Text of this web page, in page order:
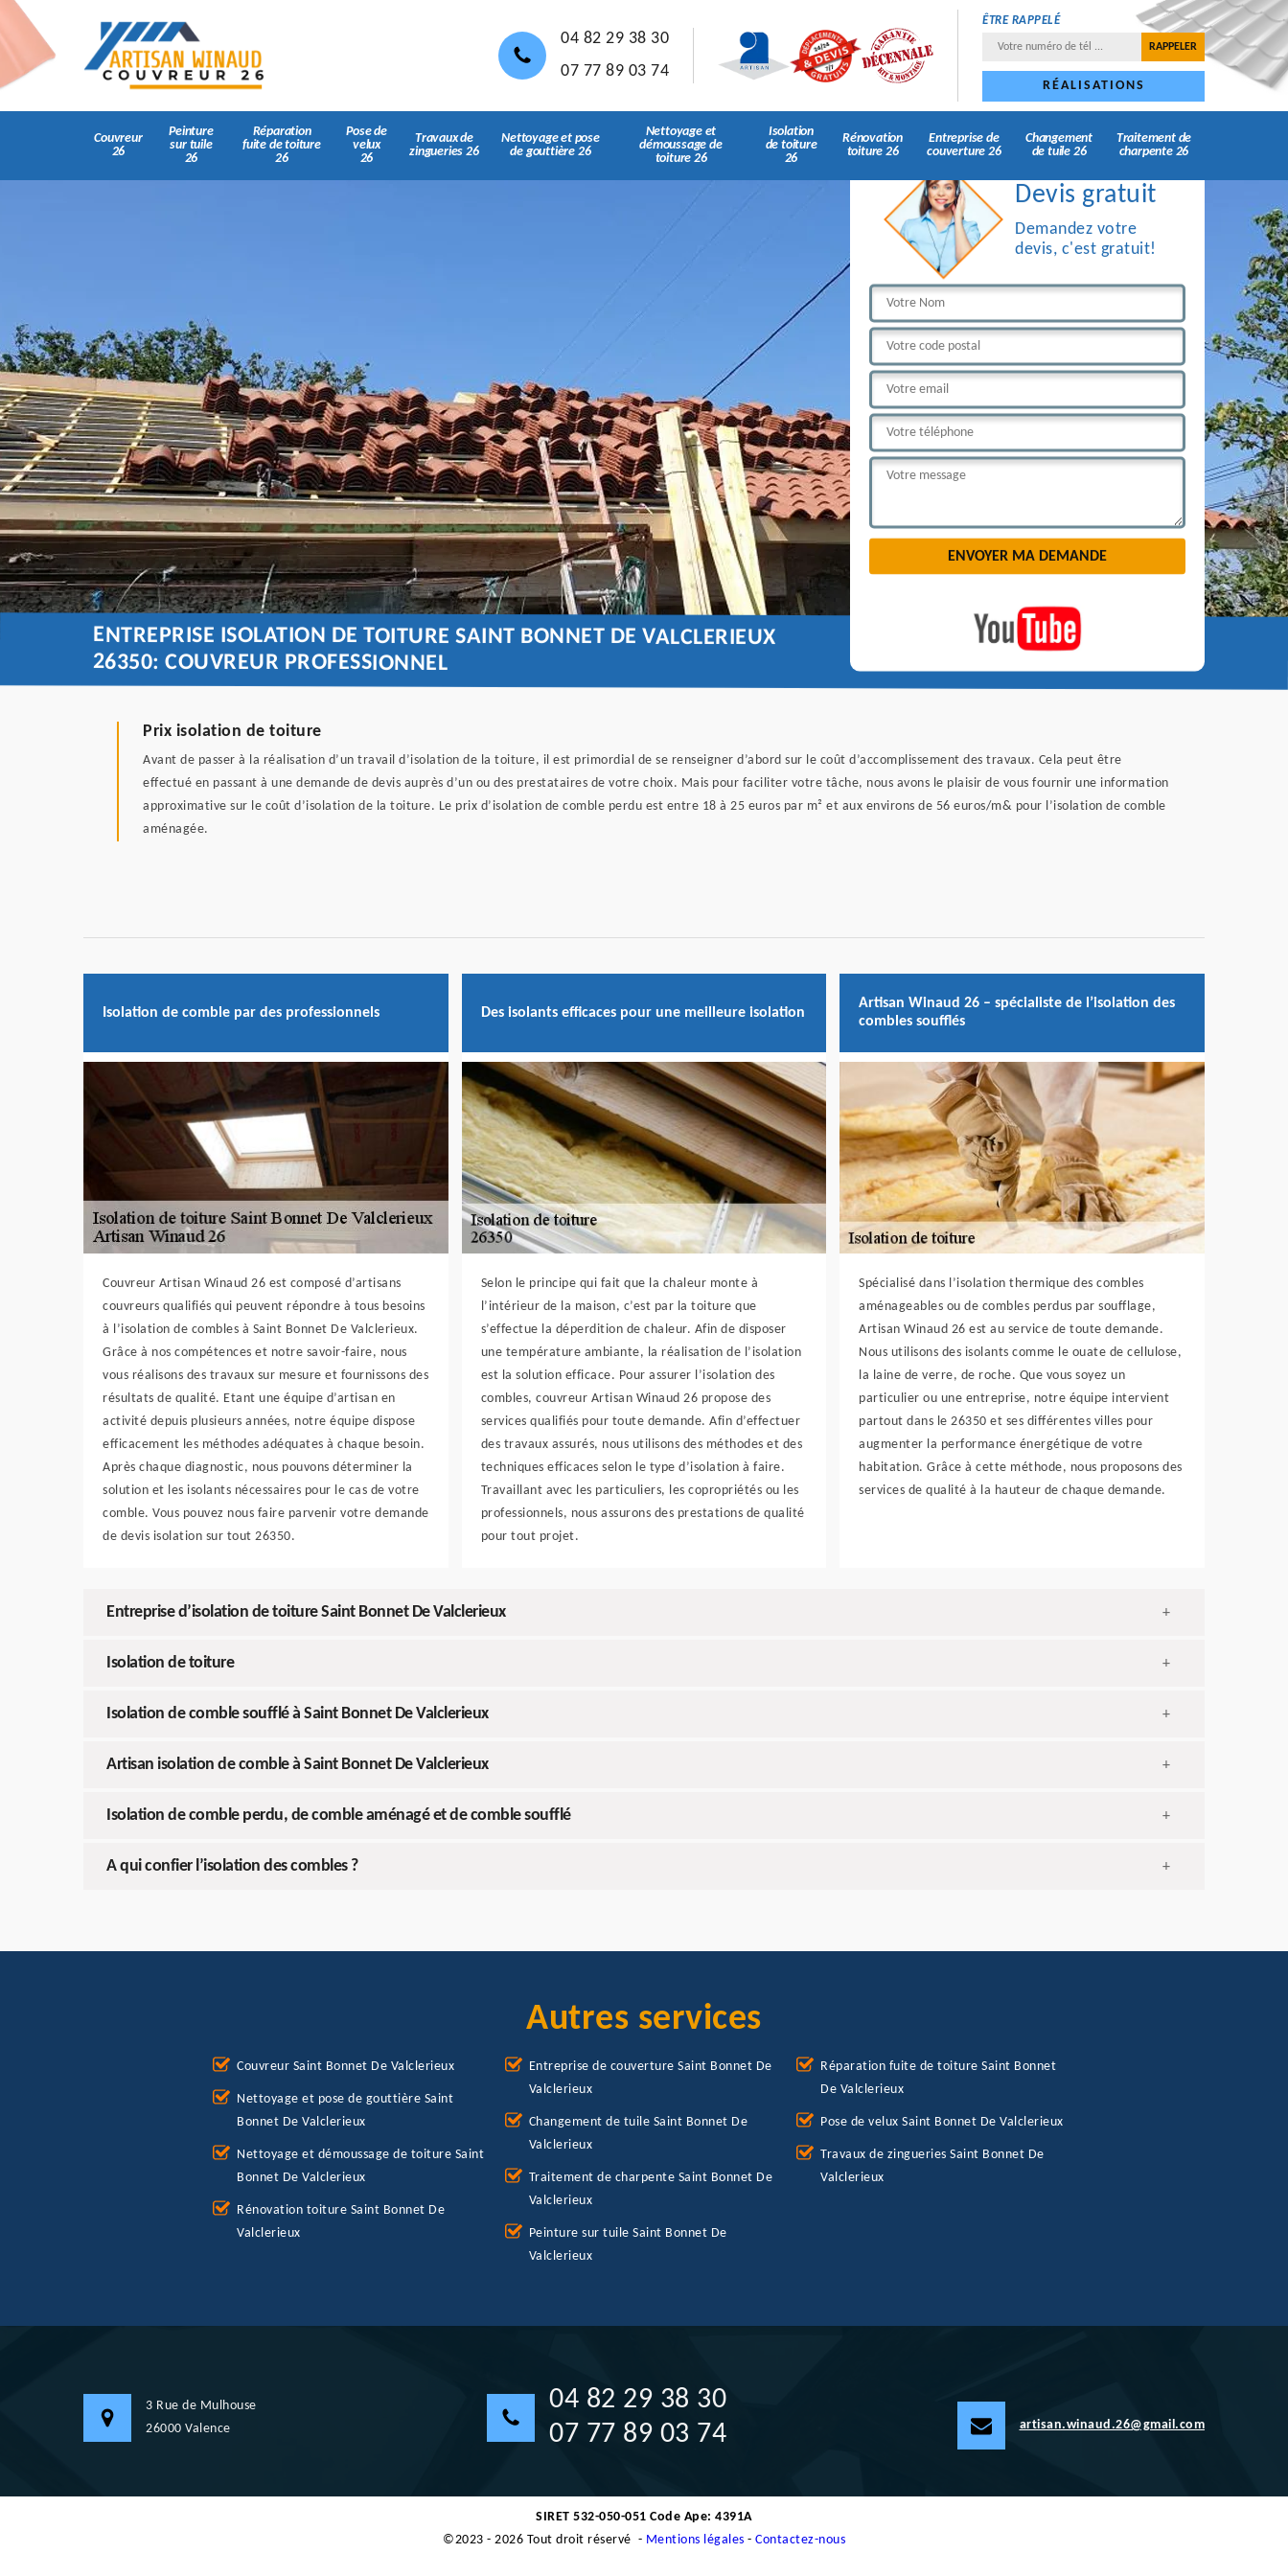
04 82 29 38 30
07 77 89 03 74
ÊTRE RAPPELÉ
RÉALISATIONS
Couvreur
26
Peinture
sur tuile
26
Réparation
fuite de toiture
26
Pose de
velux
26
Travaux de
zingueries 26
Nettoyage et pose
de gouttière 26
Nettoyage et
démoussage de
toiture 26
Isolation
de toiture
26
Rénovation
toiture 26
Entreprise de
couverture 26
Changement
de tuile 26
Traitement de
charpente 26
Devis gratuit
Demandez votre
devis, c'est gratuit!
ENTREPRISE ISOLATION DE TOITURE SAINT BONNET DE VALCLERIEUX
26350: COUVREUR PROFESSIONNEL
Prix isolation de toiture
Avant de passer à la réalisation d’un travail d’isolation de la toiture, il est primordial de se renseigner d’abord sur le coût d’accomplissement des travaux. Cela peut être
effectué en passant à une demande de devis auprès d’un ou des prestataires de votre choix. Mais pour faciliter votre tâche, nous avons le plaisir de vous fournir une information
approximative sur le coût d’isolation de la toiture. Le prix d’isolation de comble perdu est entre 18 à 25 euros par m² et aux environs de 56 euros/m& pour l’isolation de comble
aménagée.
Isolation de comble par des professionnels
Couvreur Artisan Winaud 26 est composé d’artisans
couvreurs qualifiés qui peuvent répondre à tous besoins
à l’isolation de combles à Saint Bonnet De Valclerieux.
Grâce à nos compétences et notre savoir-faire, nous
vous réalisons des travaux sur mesure et fournissons des
résultats de qualité. Etant une équipe d’artisan en
activité depuis plusieurs années, notre équipe dispose
efficacement les méthodes adéquates à chaque besoin.
Après chaque diagnostic, nous pouvons déterminer la
solution et les isolants nécessaires pour le cas de votre
comble. Vous pouvez nous faire parvenir votre demande
de devis isolation sur tout 26350.
Des isolants efficaces pour une meilleure isolation
Selon le principe qui fait que la chaleur monte à
l’intérieur de la maison, c’est par la toiture que
s’effectue la déperdition de chaleur. Afin de disposer
une température ambiante, la réalisation de l’isolation
est la solution efficace. Pour assurer l’isolation des
combles, couvreur Artisan Winaud 26 propose des
services qualifiés pour toute demande. Afin d’effectuer
des travaux assurés, nous utilisons des méthodes et des
techniques efficaces selon le type d’isolation à faire.
Travaillant avec les particuliers, les copropriétés ou les
professionnels, nous assurons des prestations de qualité
pour tout projet.
Artisan Winaud 26 – spécialiste de l’isolation des
combles soufflés
Spécialisé dans l’isolation thermique des combles
aménageables ou de combles perdus par soufflage,
Artisan Winaud 26 est au service de toute demande.
Nous utilisons des isolants comme le ouate de cellulose,
la laine de verre, de roche. Que vous soyez un
particulier ou une entreprise, notre équipe intervient
partout dans le 26350 et ses différentes villes pour
augmenter la performance énergétique de votre
habitation. Grâce à cette méthode, nous proposons des
services de qualité à la hauteur de chaque demande.
Entreprise d’isolation de toiture Saint Bonnet De Valclerieux +
Isolation de toiture +
Isolation de comble soufflé à Saint Bonnet De Valclerieux +
Artisan isolation de comble à Saint Bonnet De Valclerieux +
Isolation de comble perdu, de comble aménagé et de comble soufflé +
A qui confier l’isolation des combles ? +
Autres services
Couvreur Saint Bonnet De Valclerieux
Nettoyage et pose de gouttière Saint
Bonnet De Valclerieux
Nettoyage et démoussage de toiture Saint
Bonnet De Valclerieux
Rénovation toiture Saint Bonnet De
Valclerieux
Entreprise de couverture Saint Bonnet De
Valclerieux
Changement de tuile Saint Bonnet De
Valclerieux
Traitement de charpente Saint Bonnet De
Valclerieux
Peinture sur tuile Saint Bonnet De
Valclerieux
Réparation fuite de toiture Saint Bonnet
De Valclerieux
Pose de velux Saint Bonnet De Valclerieux
Travaux de zingueries Saint Bonnet De
Valclerieux
3 Rue de Mulhouse
26000 Valence
04 82 29 38 30
07 77 89 03 74
artisan.winaud.26@gmail.com
SIRET 532-050-051 Code Ape: 4391A
©2023 - 2026 Tout droit réservé - Mentions légales - Contactez-nous